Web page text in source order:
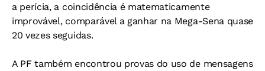
a perícia, a coincidência é matematicamente
improvável, comparável a ganhar na Mega-Sena quase
20 vezes seguidas.
A PF também encontrou provas do uso de mensagens